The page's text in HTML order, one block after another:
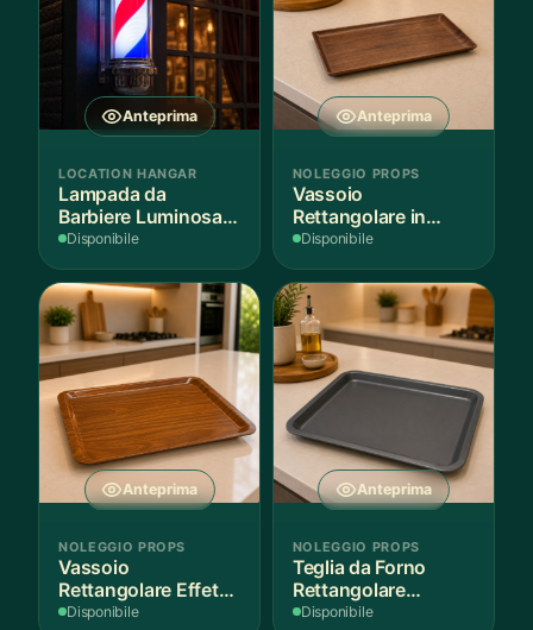
Anteprima
LOCATION HANGAR
Lampada da
Barbiere Luminosa
Rotante
Disponibile
Anteprima
NOLEGGIO PROPS
Vassoio
Rettangolare in
Legno Scuro
Disponibile
Anteprima
NOLEGGIO PROPS
Vassoio
Rettangolare Effetto
Legno
Disponibile
Anteprima
NOLEGGIO PROPS
Teglia da Forno
Rettangolare
Antiaderente
Disponibile